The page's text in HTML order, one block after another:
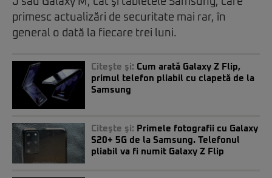
primesc actualizări de securitate mai rar, în
general o dată la fiecare trei luni.
Citeşte şi: Cum arată Galaxy Z Flip,
primul telefon pliabil cu clapetă de la
Samsung
Citeşte şi: Primele fotografii cu Galaxy
S20+ 5G de la Samsung. Telefonul
pliabil va fi numit Galaxy Z Flip